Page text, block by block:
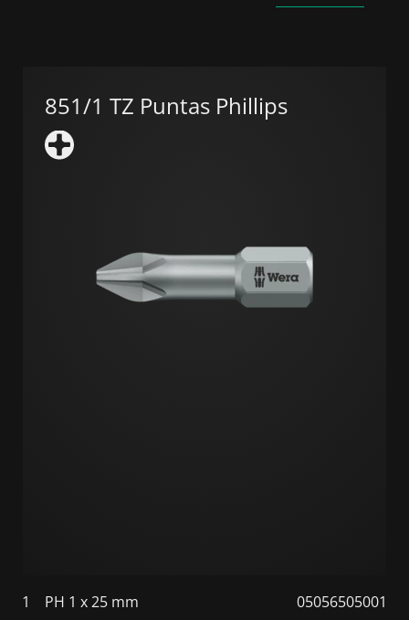
851/1 TZ Puntas Phillips
1 PH 1 x 25 mm
05056505001